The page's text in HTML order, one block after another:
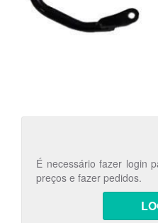
É necessário fazer login
preços e fazer pedidos.